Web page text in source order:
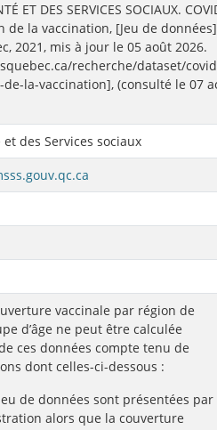
ET DES SERVICES SOCIAUX.
de la vaccination, [Jeu de
2021, mis à jour le 05 août 2026.
recherche/dataset/
la-vaccination], (consulté le 07
des Services sociaux
vaccinale par région de
d’âge ne peut être calculée
ces données compte tenu de
dont celles-ci-dessous :
de données sont présentées par
alors que la couverture